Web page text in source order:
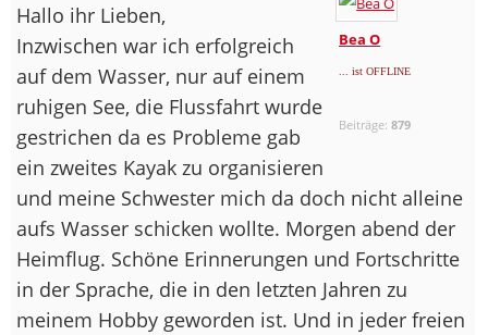
Bea O
... ist OFFLINE
Beiträge:879
Hallo ihr Lieben,
Inzwischen war ich erfolgreich
auf dem Wasser, nur auf einem
ruhigen See, die Flussfahrt wurde
gestrichen da es Probleme gab
ein zweites Kayak zu organisieren
und meine Schwester mich da doch nicht alleine
aufs Wasser schicken wollte. Morgen abend der
Heimflug. Schöne Erinnerungen und Fortschritte
in der Sprache, die in den letzten Jahren zu
meinem Hobby geworden ist. Und in jeder freien